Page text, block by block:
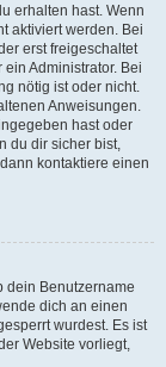
erhalten hast. Wenn
aktiviert werden. Bei
erst freigeschaltet
Administrator. Bei
nötig ist oder nicht.
Anweisungen.
hast oder
du dir sicher bist,
kontaktiere einen
dein Benutzername
dich an einen
wurdest. Es ist
Website vorliegt,